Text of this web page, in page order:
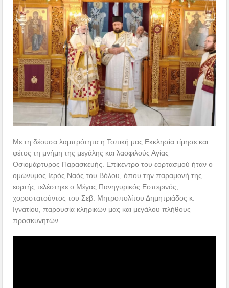
Με τη δέουσα λαμπρότητα η Τοπική μας Εκκλησία τίμησε και
φέτος τη μνήμη της μεγάλης και λαοφιλούς Αγίας
Οσιομάρτυρος Παρασκευής. Επίκεντρο του εορτασμού ήταν ο
ομώνυμος Ιερός Ναός του Βόλου, όπου την παραμονή της
εορτής τελέστηκε ο Μέγας Πανηγυρικός Εσπερινός,
χοροστατούντος του Σεβ. Μητροπολίτου Δημητριάδος κ.
Ιγνατίου, παρουσία κληρικών μας και μεγάλου πλήθους
προσκυνητών.